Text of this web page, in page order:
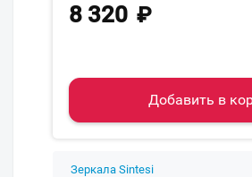
8 320 ₽
Добавить в
Зеркала Sintesi